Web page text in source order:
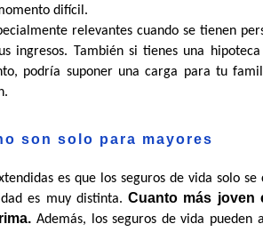
difícil.
relevantes cuando se tienen
ingresos. También si tienes una
podría suponer una carga para tu
son solo para mayores
es que los seguros de vida solo
es muy distinta. Cuanto más joven
Además, los seguros de vida pueden